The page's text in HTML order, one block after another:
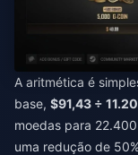
A aritmética é
base, $91,43 ÷
moedas para
uma redução de